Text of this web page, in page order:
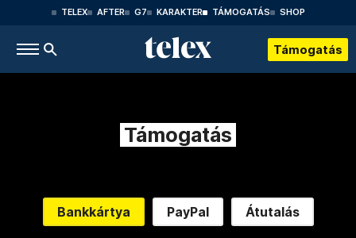
TELEX AFTER G7 KARAKTER TÁMOGATÁS SHOP
Támogatás
Támogatás
Bankkártya PayPal Átutalás